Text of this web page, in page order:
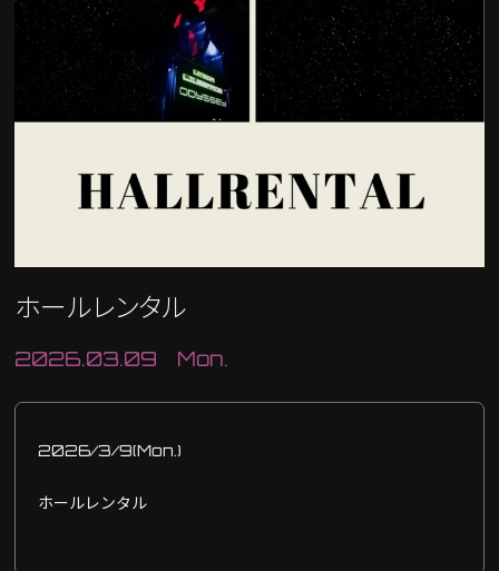
ホールレンタル
2026.03.09 Mon.
2026/3/9(Mon.)
ホールレンタル